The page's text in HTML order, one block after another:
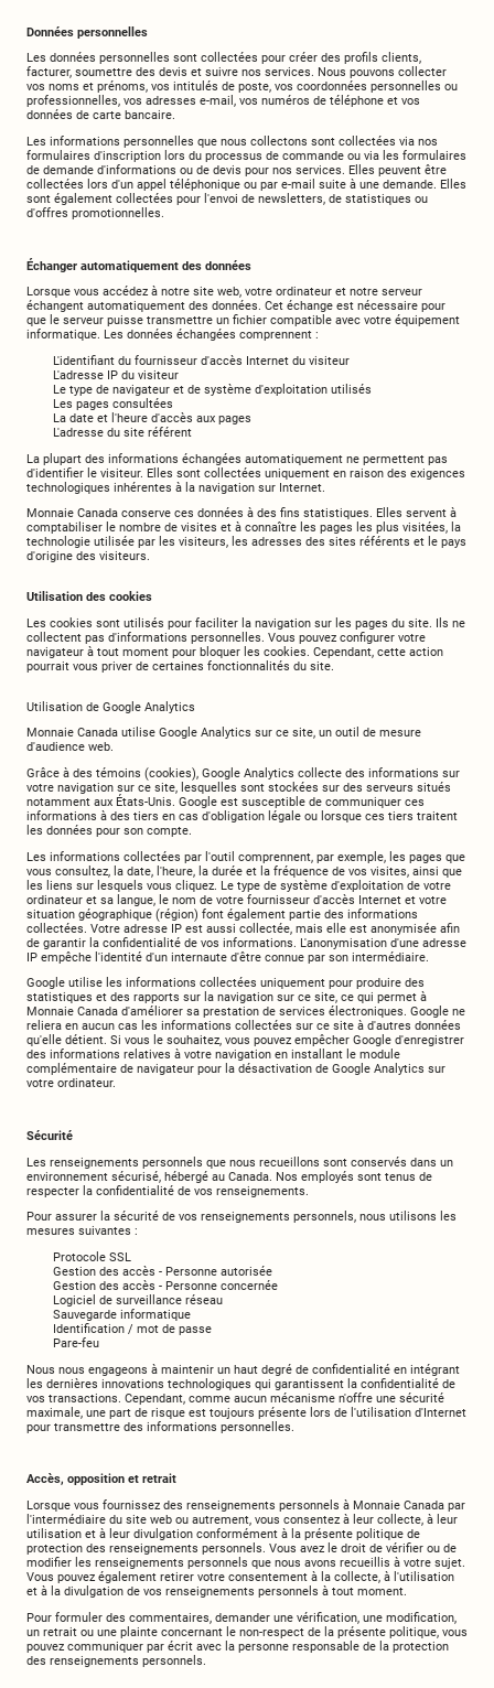
Données personnelles
Les données personnelles sont collectées pour créer des profils clients,
facturer, soumettre des devis et suivre nos services. Nous pouvons collecter
vos noms et prénoms, vos intitulés de poste, vos coordonnées personnelles ou
professionnelles, vos adresses e-mail, vos numéros de téléphone et vos
données de carte bancaire.
Les informations personnelles que nous collectons sont collectées via nos
formulaires d'inscription lors du processus de commande ou via les formulaires
de demande d'informations ou de devis pour nos services. Elles peuvent être
collectées lors d'un appel téléphonique ou par e-mail suite à une demande. Elles
sont également collectées pour l'envoi de newsletters, de statistiques ou
d'offres promotionnelles.
Échanger automatiquement des données
Lorsque vous accédez à notre site web, votre ordinateur et notre serveur
échangent automatiquement des données. Cet échange est nécessaire pour
que le serveur puisse transmettre un fichier compatible avec votre équipement
informatique. Les données échangées comprennent :
L'identifiant du fournisseur d'accès Internet du visiteur
L'adresse IP du visiteur
Le type de navigateur et de système d'exploitation utilisés
Les pages consultées
La date et l'heure d'accès aux pages
L'adresse du site référent
La plupart des informations échangées automatiquement ne permettent pas
d'identifier le visiteur. Elles sont collectées uniquement en raison des exigences
technologiques inhérentes à la navigation sur Internet.
Monnaie Canada conserve ces données à des fins statistiques. Elles servent à
comptabiliser le nombre de visites et à connaître les pages les plus visitées, la
technologie utilisée par les visiteurs, les adresses des sites référents et le pays
d'origine des visiteurs.
Utilisation des cookies
Les cookies sont utilisés pour faciliter la navigation sur les pages du site. Ils ne
collectent pas d'informations personnelles. Vous pouvez configurer votre
navigateur à tout moment pour bloquer les cookies. Cependant, cette action
pourrait vous priver de certaines fonctionnalités du site.
Utilisation de Google Analytics
Monnaie Canada utilise Google Analytics sur ce site, un outil de mesure
d'audience web.
Grâce à des témoins (cookies), Google Analytics collecte des informations sur
votre navigation sur ce site, lesquelles sont stockées sur des serveurs situés
notamment aux États-Unis. Google est susceptible de communiquer ces
informations à des tiers en cas d'obligation légale ou lorsque ces tiers traitent
les données pour son compte.
Les informations collectées par l'outil comprennent, par exemple, les pages que
vous consultez, la date, l'heure, la durée et la fréquence de vos visites, ainsi que
les liens sur lesquels vous cliquez. Le type de système d'exploitation de votre
ordinateur et sa langue, le nom de votre fournisseur d'accès Internet et votre
situation géographique (région) font également partie des informations
collectées. Votre adresse IP est aussi collectée, mais elle est anonymisée afin
de garantir la confidentialité de vos informations. L'anonymisation d'une adresse
IP empêche l'identité d'un internaute d'être connue par son intermédiaire.
Google utilise les informations collectées uniquement pour produire des
statistiques et des rapports sur la navigation sur ce site, ce qui permet à
Monnaie Canada d'améliorer sa prestation de services électroniques. Google ne
reliera en aucun cas les informations collectées sur ce site à d'autres données
qu'elle détient. Si vous le souhaitez, vous pouvez empêcher Google d'enregistrer
des informations relatives à votre navigation en installant le module
complémentaire de navigateur pour la désactivation de Google Analytics sur
votre ordinateur.
Sécurité
Les renseignements personnels que nous recueillons sont conservés dans un
environnement sécurisé, hébergé au Canada. Nos employés sont tenus de
respecter la confidentialité de vos renseignements.
Pour assurer la sécurité de vos renseignements personnels, nous utilisons les
mesures suivantes :
Protocole SSL
Gestion des accès - Personne autorisée
Gestion des accès - Personne concernée
Logiciel de surveillance réseau
Sauvegarde informatique
Identification / mot de passe
Pare-feu
Nous nous engageons à maintenir un haut degré de confidentialité en intégrant
les dernières innovations technologiques qui garantissent la confidentialité de
vos transactions. Cependant, comme aucun mécanisme n'offre une sécurité
maximale, une part de risque est toujours présente lors de l'utilisation d'Internet
pour transmettre des informations personnelles.
Accès, opposition et retrait
Lorsque vous fournissez des renseignements personnels à Monnaie Canada par
l'intermédiaire du site web ou autrement, vous consentez à leur collecte, à leur
utilisation et à leur divulgation conformément à la présente politique de
protection des renseignements personnels. Vous avez le droit de vérifier ou de
modifier les renseignements personnels que nous avons recueillis à votre sujet.
Vous pouvez également retirer votre consentement à la collecte, à l'utilisation
et à la divulgation de vos renseignements personnels à tout moment.
Pour formuler des commentaires, demander une vérification, une modification,
un retrait ou une plainte concernant le non-respect de la présente politique, vous
pouvez communiquer par écrit avec la personne responsable de la protection
des renseignements personnels.